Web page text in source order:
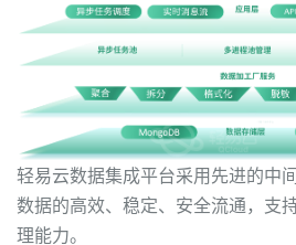
轻易云数据集成平台采用先进的中
数据的高效、稳定、安全流通，支
理能力。